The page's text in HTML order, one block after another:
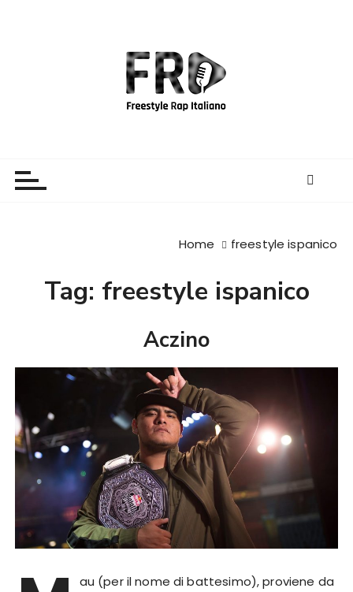
Home freestyle ispanico
Tag: freestyle ispanico
Aczino
au (per il nome di battesimo), proviene da